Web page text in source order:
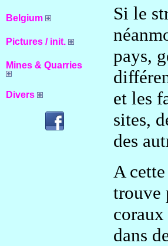
Belgium
Pictures / init.
Mines & Quarries
Divers
Si le
pays,
et les
sites,
des
A
trouve
dans